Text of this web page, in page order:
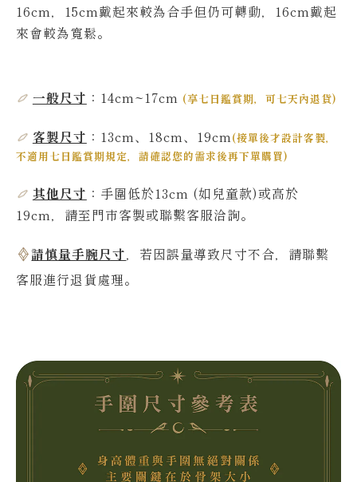
16cm，15cm戴起來較為合手但仍可轉動，16cm戴起
來會較為寬鬆。
一般尺寸 ：14cm~17cm (享七日鑑賞期，可七天內退貨)
客製尺寸 ：13cm、18cm、19cm (接單後才設計客製，
不適用七日鑑賞期規定，請確認您的需求後再下單購買)
其他尺寸 ： 手圍低於13cm (如兒童款)或高於
19cm，請至門市客製或聯繫客服洽詢。
請慎量手腕尺寸，若因誤量導致尺寸不合，請聯繫
客服進行退貨處理。